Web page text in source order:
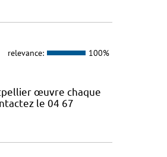
relevance: 100%
œuvre chaque
le 04 67